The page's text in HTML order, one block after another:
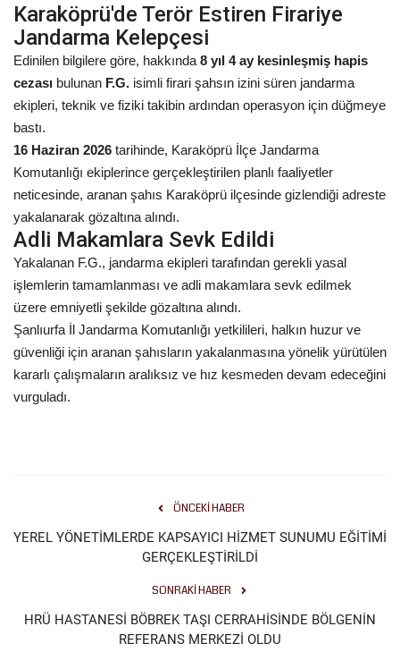
Kültür Sanat
Karaköprü'de Terör Estiren Firariye
Jandarma Kelepçesi
Edinilen bilgilere göre, hakkında 8 yıl 4 ay kesinleşmiş hapis
cezası bulunan F.G. isimli firari şahsın izini süren jandarma
ekipleri, teknik ve fiziki takibin ardından operasyon için düğmeye
bastı.
16 Haziran 2026 tarihinde, Karaköprü İlçe Jandarma
Komutanlığı ekiplerince gerçekleştirilen planlı faaliyetler
neticesinde, aranan şahıs Karaköprü ilçesinde gizlendiği adreste
yakalanarak gözaltına alındı.
Adli Makamlara Sevk Edildi
Yakalanan F.G., jandarma ekipleri tarafından gerekli yasal
işlemlerin tamamlanması ve adli makamlara sevk edilmek
üzere emniyetli şekilde gözaltına alındı.
Şanlıurfa İl Jandarma Komutanlığı yetkilileri, halkın huzur ve
güvenliği için aranan şahısların yakalanmasına yönelik yürütülen
kararlı çalışmaların aralıksız ve hız kesmeden devam edeceğini
vurguladı.
ÖNCEKI HABER
YEREL YÖNETİMLERDE KAPSAYICI HİZMET SUNUMU EĞİTİMİ
GERÇEKLEŞTİRİLDİ
SONRAKI HABER
HRÜ HASTANESİ BÖBREK TAŞI CERRAHİSİNDE BÖLGENİN
REFERANS MERKEZİ OLDU